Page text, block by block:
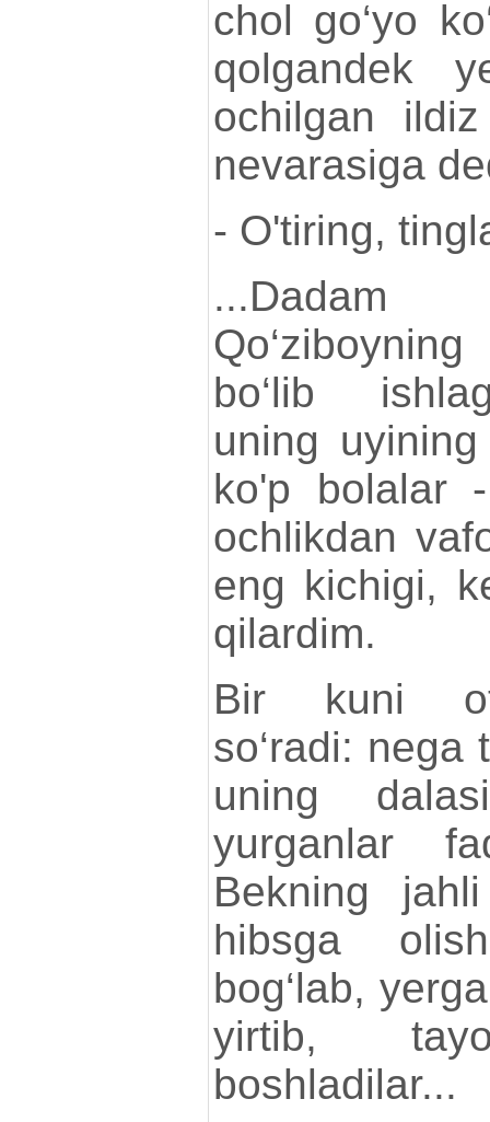
chol go‘yo
qolgandek
ochilgan
nevarasiga
- O'tiring,
bo‘lib
uning
ko'p bolalar
ochlikdan
eng kichigi,
qilardim.
Bir kuni
so‘radi: nega
uning
yurganlar
Bekning
hibsga
bog‘lab,
yirtib,
boshladilar...